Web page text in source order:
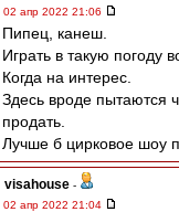
02 апр 2022 21:06
Пипец, канеш.
Играть в такую погоду
Когда на интерес.
Здесь вроде пытаются
продать.
Лучше б цирковое шоу
visahouse -
02 апр 2022 21:04